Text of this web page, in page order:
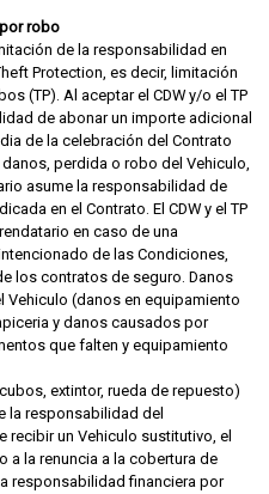
robo
de la responsabilidad en
Protection, es decir, limitación
(TP). Al aceptar el CDW y/o el TP
de abonar un importe adicional
de la celebración del Contrato
perdida o robo del Vehiculo,
asume la responsabilidad de
en el Contrato. El CDW y el TP
en caso de una
de las Condiciones,
los contratos de seguro. Danos
Vehiculo (danos en equipamiento
y danos causados por
que falten y equipamiento
extintor, rueda de repuesto)
la responsabilidad del
recibir un Vehiculo sustitutivo, el
a la renuncia a la cobertura de
responsabilidad financiera por